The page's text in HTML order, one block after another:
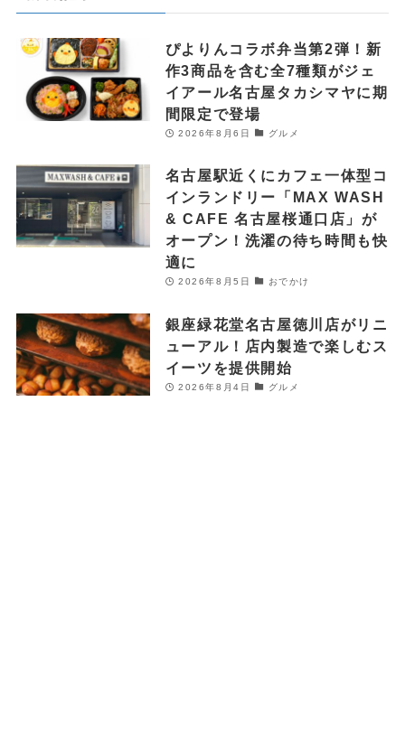
ぴよりんコラボ弁当第2弾！新
作3商品を含む全7種類がジェ
イアール名古屋タカシマヤに期
間限定で登場
2026年8月6日 グルメ
名古屋駅近くにカフェ一体型コ
インランドリー「MAX WASH
& CAFE 名古屋桜通口店」が
オープン！洗濯の待ち時間も快
適に
2026年8月5日 おでかけ
銀座緑花堂名古屋徳川店がリニ
ューアル！店内製造で楽しむス
イーツを提供開始
2026年8月4日 グルメ